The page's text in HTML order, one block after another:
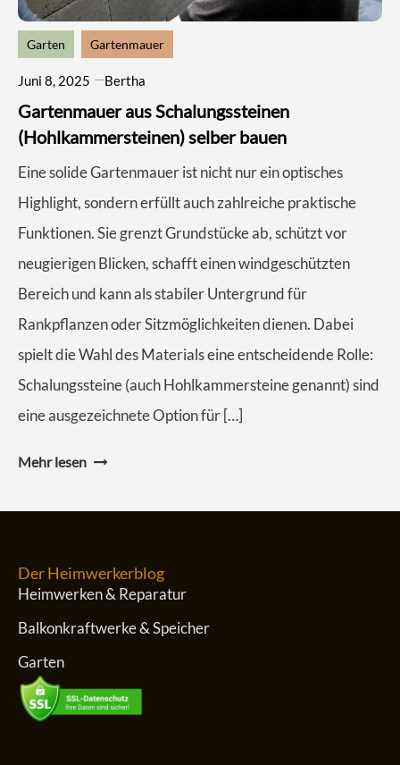
Garten Gartenmauer
Juni 8, 2025 Bertha
Gartenmauer aus Schalungssteinen
(Hohlkammersteinen) selber bauen
Eine solide Gartenmauer ist nicht nur ein optisches
Highlight, sondern erfüllt auch zahlreiche praktische
Funktionen. Sie grenzt Grundstücke ab, schützt vor
neugierigen Blicken, schafft einen windgeschützten
Bereich und kann als stabiler Untergrund für
Rankpflanzen oder Sitzmöglichkeiten dienen. Dabei
spielt die Wahl des Materials eine entscheidende Rolle:
Schalungssteine (auch Hohlkammersteine genannt) sind
eine ausgezeichnete Option für […]
Mehr lesen
Der Heimwerkerblog
Heimwerken & Reparatur
Balkonkraftwerke & Speicher
Garten